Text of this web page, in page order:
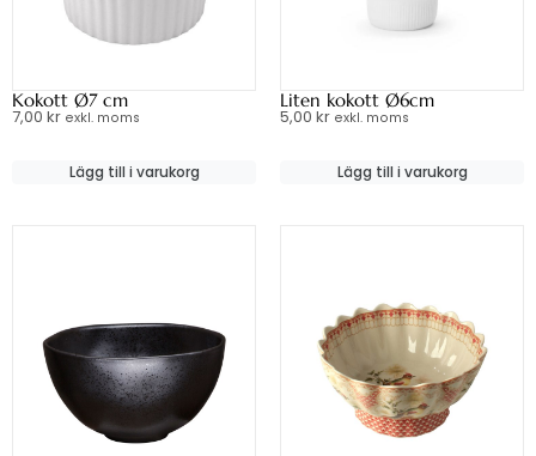
Kokott Ø7 cm
7,00 kr exkl. moms
Lägg till i varukorg
Liten kokott Ø6cm
5,00 kr exkl. moms
Lägg till i varukorg